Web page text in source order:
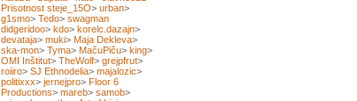
Prisotnost steje_15O> urban>
g1smo> Tedo> swagman
didgeridoo> kdo> korelc.dazajn>
devataja> muki> Maja Dekleva>
ska-mon> Tyma> MačuPiču> king>
OMI Inštitut> TheWolf> grejpfrut>
roiiro> SJ Ethnodelia> majalozic>
politixxx> jernejpro> Floor 6
Productions> mareb> samob>